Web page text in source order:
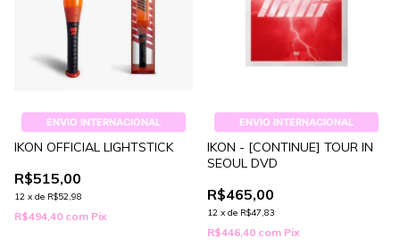
ENVIO INTERNACIONAL
IKON OFFICIAL LIGHTSTICK
R$515,00
12 x de R$52,98
R$494,40 com Pix
ENVIO INTERNACIONAL
IKON - [CONTINUE] TOUR IN
SEOUL DVD
R$465,00
12 x de R$47,83
R$446,40 com Pix